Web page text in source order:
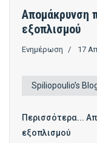
Απομάκρυνση
εξοπλισμού
Ενημέρωση 17
Spiliopoulio’s
Περισσότερα...
εξοπλισμού